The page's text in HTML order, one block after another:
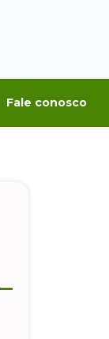
Fale conosco